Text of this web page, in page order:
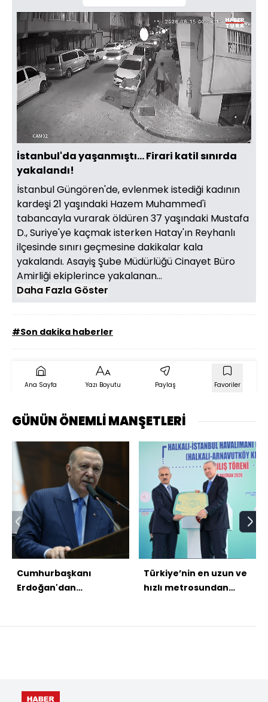
Sesi
Aç
1080
Yüklendi:
17.36%
Oynatma
Hızı
İstanbul'da yaşanmıştı... Firari katil sınırda
yakalandı!
İstanbul Güngören'de, evlenmek istediği kadının
kardeşi 21 yaşındaki Hazem Muhammed'i
tabancayla vurarak öldüren 37 yaşındaki Mustafa
D., Suriye'ye kaçmak isterken Hatay'ın Reyhanlı
ilçesinde sınırı geçmesine dakikalar kala
yakalandı. Asayiş Şube Müdürlüğü Cinayet Büro
Amirliği ekiplerince yakalanan...
Daha Fazla Göster
#Son dakika haberler
Ana Sayfa Yazı Boyutu Paylaş Favoriler
GÜNÜN ÖNEMLİ MANŞETLERİ
Cumhurbaşkanı
Erdoğan'dan
Türkiye’nin en uzun ve
hızlı metrosundan